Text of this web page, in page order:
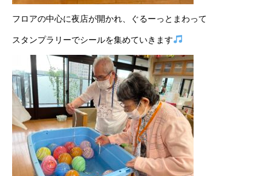
フロアの中心に夜店が開かれ、ぐるーっとまわって
スタンプラリーでシールを集めていきます